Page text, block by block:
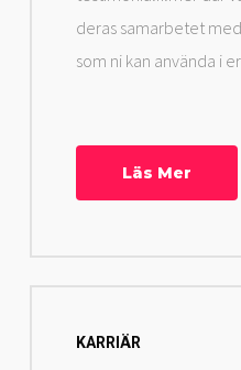
deras samarbetet
som ni kan använda i
Läs Mer
KARRIÄR